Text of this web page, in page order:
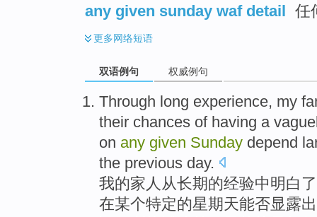
any given sunday waf detail 任
更多网络短语
双语例句 权威例句
Through long experience, my
their chances ofhaving a
on any given Sunday depend
the previous day.
我的家人 从长期的经验中明白 了
在某个特定的星期天能否显露